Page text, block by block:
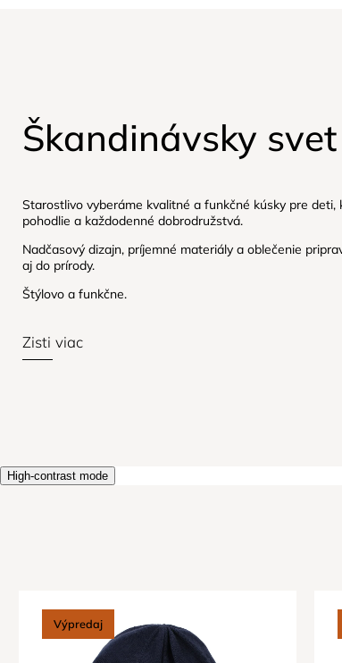
Škandinávsky
Starostlivo vyberáme kvalitné a funkčné kúsky pre deti,
pohodlie a každodenné dobrodružstvá.
Nadčasový dizajn, príjemné materiály a oblečenie
aj do prírody.
Štýlovo a funkčne.
Zisti viac
High-contrast mode
Výpredaj